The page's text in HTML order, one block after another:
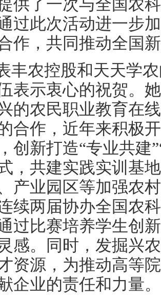
供了一次与全国农
过此次活动进一步
作，共同推动全国
丰农控股和天天学
表示衷心的祝贺。
的农民职业教育在
合作，近年来积极
创新打造“专业共建
，共建实践实训基
产业园区等加强农
续两届协办全国农
过比赛培养学生创
感。同时，发掘兴
资源，为推动高等
企业的责任和力量。